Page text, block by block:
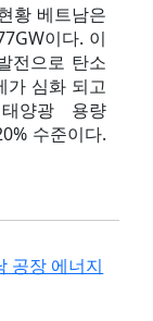
황 베트남은
이다. 이
전으로 탄소
가 심화 되고
양광 용량
수준이다.
공장 에너지